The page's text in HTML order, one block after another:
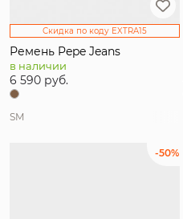
Скидка по коду EXTRA15
Ремень Pepe Jeans
в наличии
6 590 руб.
SM
-50%